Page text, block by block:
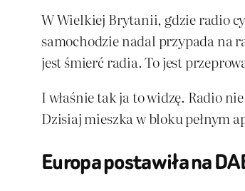
W Wielkiej Brytanii, gdzie radio
samochodzie nadal przypada na
jest śmierć radia. To jest
I właśnie tak ja to widzę. Radio
Dzisiaj mieszka w bloku pełnym
Europa postawiła na